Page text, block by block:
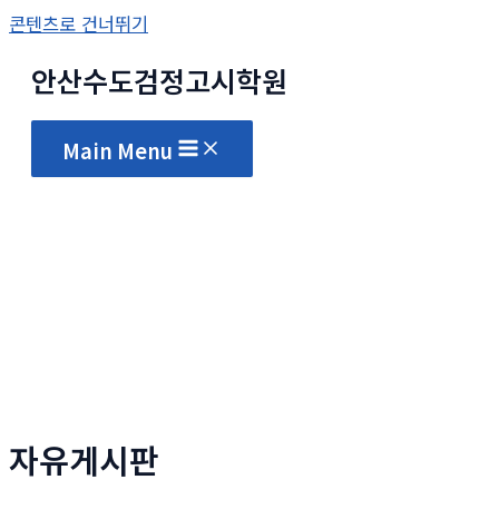
콘텐츠로 건너뛰기
안산수도검정고시학원
Main Menu
자유게시판